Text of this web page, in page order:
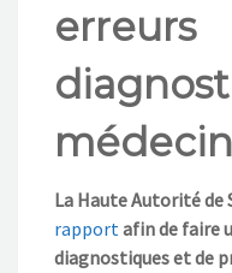
erreurs
La Haute Autorité de
rapport afin de faire
diagnostiques et de